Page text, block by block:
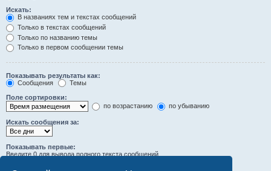
Искать:
В названиях тем и текстах сообщений
Только в текстах сообщений
Только по названию темы
Только в первом сообщении темы
Показывать результаты как:
Сообщения
Темы
Поле сортировки:
по возрастанию
по убыванию
Искать сообщения за:
Показывать первые:
Введите 0 для вывода полного текста сообщений.